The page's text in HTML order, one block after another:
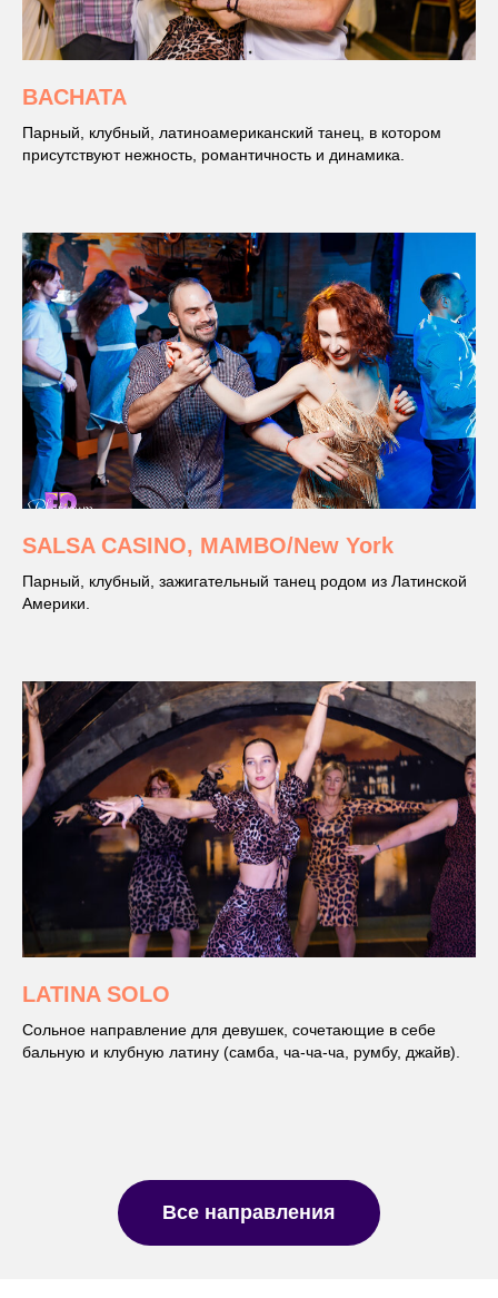
BACHATA
Парный, клубный, латиноамериканский танец, в котором
присутствуют нежность, романтичность и динамика.
SALSA CASINO, MAMBO/New York
Парный, клубный, зажигательный танец родом из Латинской
Америки.
LATINA SOLO
Сольное направление для девушек, сочетающие в себе
бальную и клубную латину (самба, ча-ча-ча, румбу, джайв).
Все направления